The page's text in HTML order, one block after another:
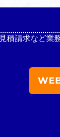
見積請求など業